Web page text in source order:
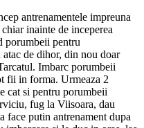
antrenamentele impreuna
inainte de inceperea
porumbeii pentru
de dihor, din nou doar
Imbarc porumbeii
fii in forma. Urmeaza 2
cat si pentru porumbeii
fug la Viisoara, dau
face putin antrenament dupa